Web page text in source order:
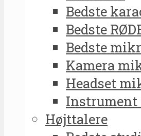
Bedste
Bedste
Bedste
Kamera
Headset
Højttalere